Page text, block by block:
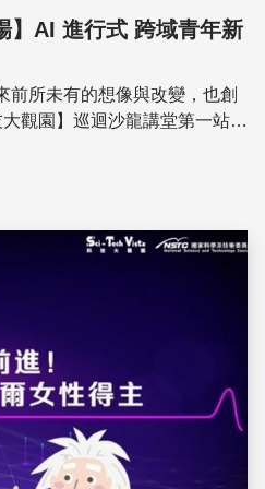
】AI 進行式 跨域青年新
前所未有的想像與改變，也創
觀園】巡迴沙龍講堂第一站，